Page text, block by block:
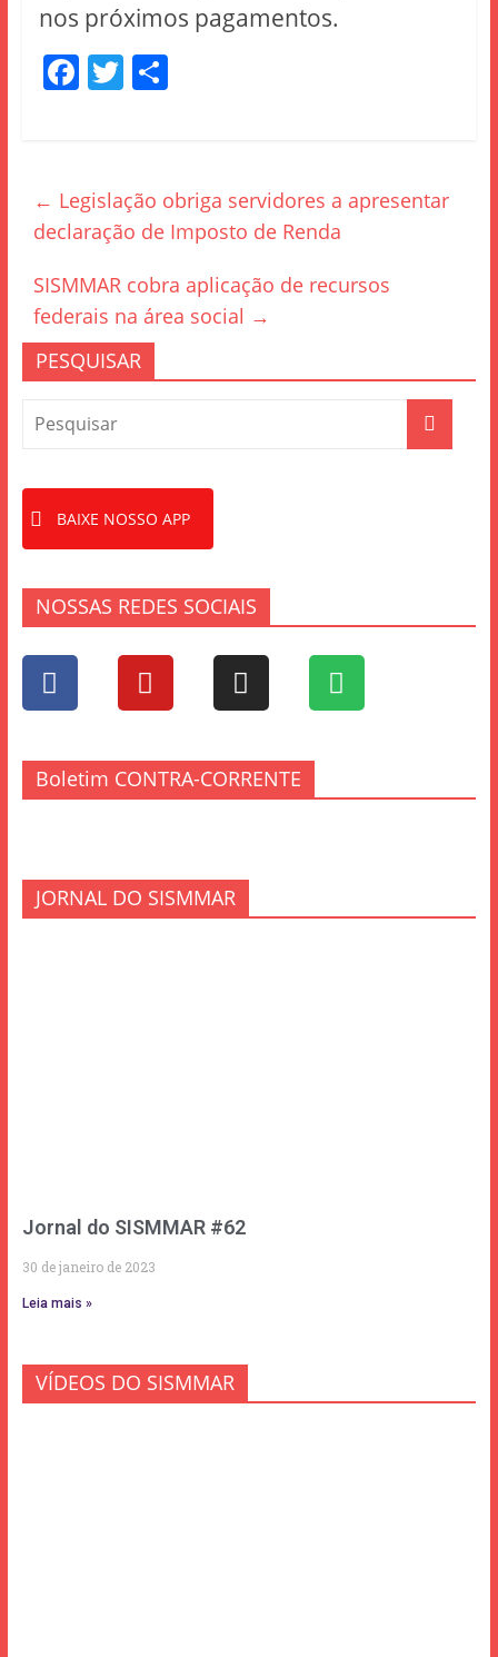
nos próximos pagamentos.
F
b
o
o
k
T S
← Legislação obriga servidores a apresentar
declaração de Imposto de Renda
SISMMAR cobra aplicação de recursos
federais na área social →
PESQUISAR
BAIXE NOSSO APP
NOSSAS REDES SOCIAIS
Boletim CONTRA-CORRENTE
JORNAL DO SISMMAR
Jornal do SISMMAR #62
30 de janeiro de 2023
Leia mais »
VÍDEOS DO SISMMAR